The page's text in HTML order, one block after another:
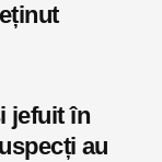
jefuit în
au